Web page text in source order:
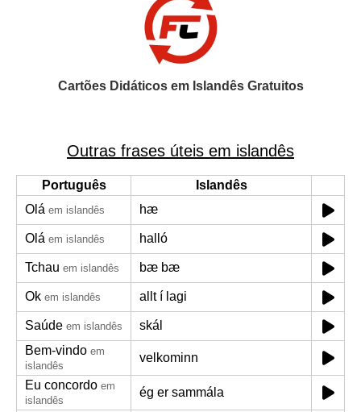
Cartões Didáticos em Islandês Gratuitos
Outras frases úteis em islandês
Português
Islandês
Olá em islandês hæ
Olá em islandês halló
Tchau em islandês bæ bæ
Ok em islandês allt í lagi
Saúde em islandês
skál
Bem-vindo em
islandês
velkominn
Eu concordo em
islandês
ég er sammála